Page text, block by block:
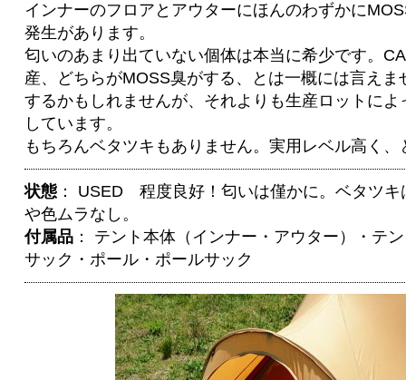
インナーのフロアとアウターにほんのわずかに
発生があります。
匂いのあまり出ていない個体は本当に希少です。
産、どちらがMOSS臭がする、とは一概には言えま
するかもしれませんが、それよりも生産ロットに
しています。
もちろんベタツキもありません。実用レベル高く
状態 ： USED 程度良好！匂いは僅かに。ベタツキ
や色ムラなし。
付属品 ： テント本体（インナー・アウター）・テ
サック・ポール・ポールサック